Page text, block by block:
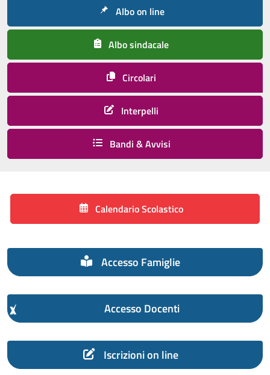
Albo on line
Albo sindacale
Circolari
Interpelli
Bandi & Avvisi
Calendario Scolastico
Accesso Famiglie
Accesso Docenti
Iscrizioni on line